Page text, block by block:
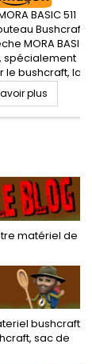
BASIC 511
Bushcraft
MORA BASIC
spécialement
le bushcraft, la
en pleine
Mora BASIC
lame acier
mouillées
plus
matériel de
bushcraft
, sac de